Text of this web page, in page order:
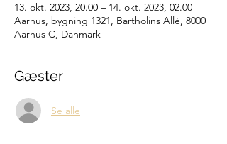
13. okt. 2023, 20.00 – 14. okt. 2023, 02.00
Aarhus, bygning 1321, Bartholins Allé, 8000
Aarhus C, Danmark
Gæster
Se alle